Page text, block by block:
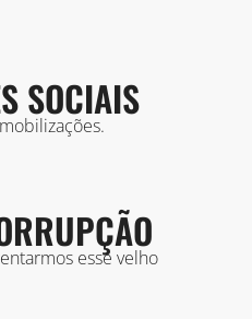
SOCIAIS
esse velho